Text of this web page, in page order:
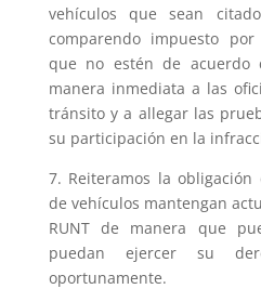
vehículos que sean
comparendo impuesto
que no estén de acuerdo
manera inmediata a las
tránsito y a allegar las
su participación en la
7. Reiteramos la
de vehículos mantengan
RUNT de manera que
puedan ejercer su
oportunamente.